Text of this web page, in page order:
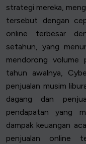
strategi mereka,
tersebut dengan
online terbesar
setahun, yang
mendorong volume
tahun awalnya,
penjualan musim
dagang dan
pendapatan yang
dampak keuangan
penjualan online